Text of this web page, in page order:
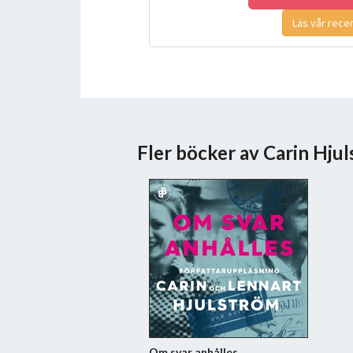
Läs vår
Fler böcker av Carin